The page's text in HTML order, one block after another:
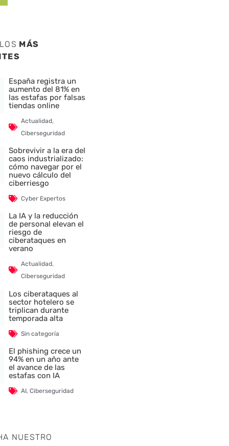
MÁS
España registra un
aumento del 81% en
las estafas por falsas
tiendas online
Actualidad,
Ciberseguridad
Sobrevivir a la era del
caos industrializado:
cómo navegar por el
nuevo cálculo del
ciberriesgo
Cyber Expertos
La IA y la reducción
de personal elevan el
riesgo de
ciberataques en
verano
Actualidad,
Ciberseguridad
Los ciberataques al
sector hotelero se
triplican durante
temporada alta
Sin categoría
El phishing crece un
94% en un año ante
el avance de las
estafas con IA
AI,Ciberseguridad
NUESTRO